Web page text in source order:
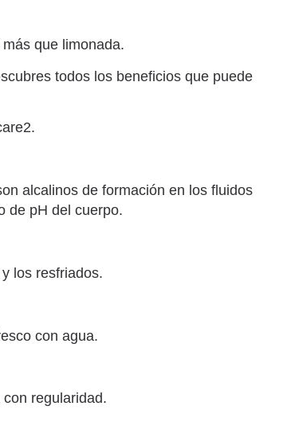
que limonada.
todos los beneficios que puede
alcalinos de formación en los fluidos
de pH del cuerpo.
los resfriados.
con agua.
regularidad.